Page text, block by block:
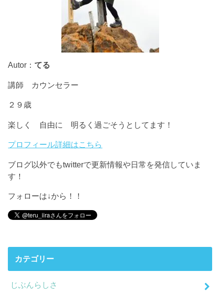
Autor：てる
講師 カウンセラー
２９歳
楽しく 自由に 明るく過ごそうとしてます！
プロフィール詳細はこちら
ブログ以外でもtwitterで更新情報や日常を発信していま
す！
フォローは↓から！！
カテゴリー
じぶんらしさ